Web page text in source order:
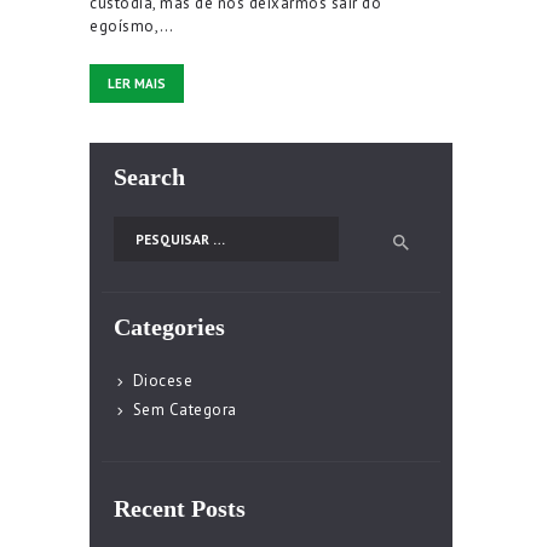
egoísmo,…
LER MAIS
Search
Categories
Diocese
Sem Categora
Recent Posts